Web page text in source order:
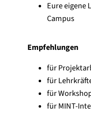
Eure eigene
Campus
Empfehlungen
für
für
für
für MINT-